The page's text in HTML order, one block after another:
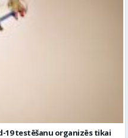
19 testēšanu organizēs tikai